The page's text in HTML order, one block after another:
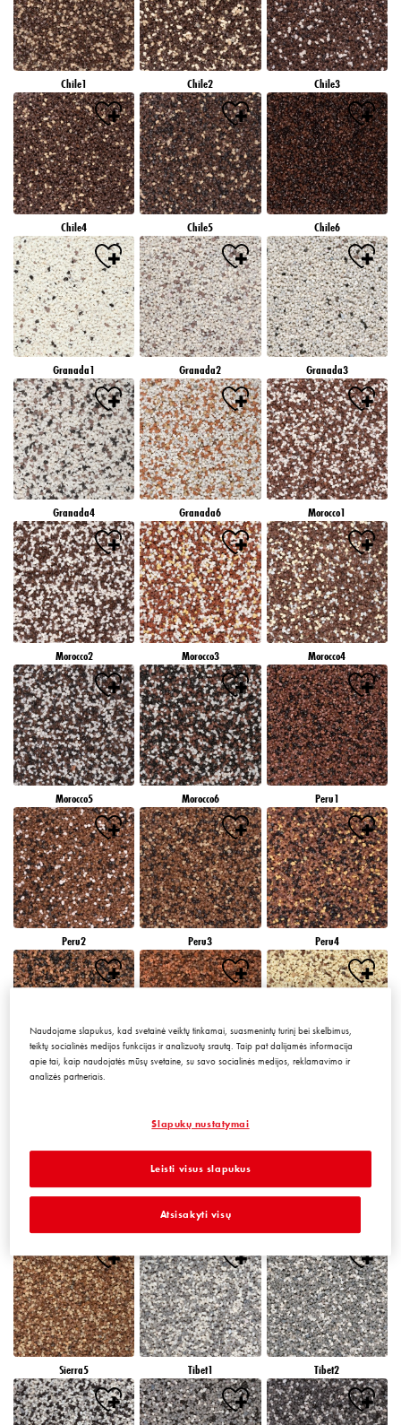
Chile1 Chile2 Chile3
Chile4 Chile5 Chile6
Granada1 Granada2 Granada3
Granada4 Granada6 Morocco1
Morocco2 Morocco3 Morocco4
Morocco5 Morocco6 Peru1
Peru2 Peru3 Peru4
Peru5
Sierra5 Tibet1 Tibet2
Naudojame slapukus, kad svetainė veiktų tinkamai, suasmenintų turinį bei skelbimus,
teiktų socialinės medijos funkcijas ir analizuotų srautą. Taip pat dalijamės informacija
apie tai, kaip naudojatės mūsų svetaine, su savo socialinės medijos, reklamavimo ir
analizės partneriais.
Slapukų nustatymai
Atsisakyti visų
Leisti visus slapukus